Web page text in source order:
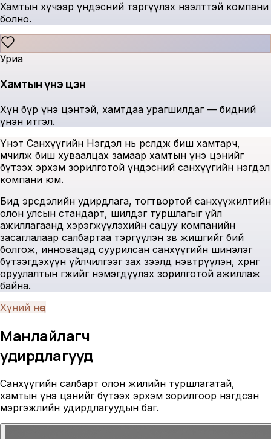
Хамтын хүчээр үндэсний тэргүүлэх нээлттэй компани
болно.
Уриа
Хамтын үнэ цэн
Хүн бүр үнэ цэнтэй, хамтдаа урагшилдаг — бидний
үнэн итгэл.
Үнэт Санхүүгийн Нэгдэл нь өрсөлдөж биш хамтарч,
өмчилж биш хуваалцах замаар хамтын үнэ цэнийг
бүтээх эрхэм зорилготой үндэсний санхүүгийн нэгдэл
компани юм.
Бид эрсдэлийн удирдлага, тогтвортой санхүүжилтийн
олон улсын стандарт, шилдэг туршлагыг үйл
ажиллагаанд хэрэгжүүлэхийн сацуу компанийн
засаглалаар салбартаа тэргүүлэн зөв жишгийг бий
болгож, инновацад суурилсан санхүүгийн шинэлэг
бүтээгдэхүүн үйлчилгээг зах зээлд нэвтрүүлэн, хөрөнгө
оруулалтын өгөөжийг нэмэгдүүлэх зорилготой ажиллаж
байна.
Хүний нөөц
Манлайлагч
удирдлагууд
Санхүүгийн салбарт олон жилийн туршлагатай,
хамтын үнэ цэнийг бүтээх эрхэм зорилгоор нэгдсэн
мэргэжлийн удирдлагуудын баг.